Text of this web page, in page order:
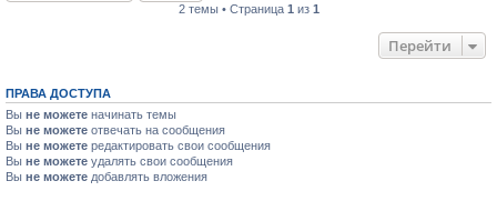
2 темы • Страница 1 из 1
Перейти
ПРАВА ДОСТУПА
Вы не можете начинать темы
Вы не можете отвечать на сообщения
Вы не можете редактировать свои сообщения
Вы не можете удалять свои сообщения
Вы не можете добавлять вложения